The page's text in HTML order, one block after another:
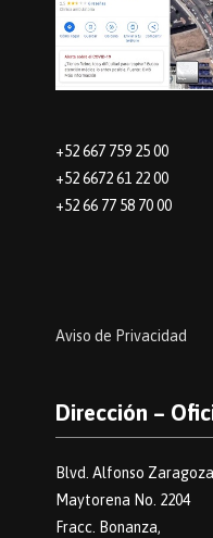
+52 667 759 25 00
+52 6672 61 22 00
+52 66 77 58 70 00
Aviso de Privacidad
Dirección –
Blvd. Alfonso Zaragoza
Maytorena No. 2204
Fracc. Bonanza,